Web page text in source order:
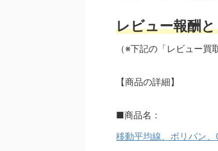
レビュー報酬
（※下記の「レビュー買
【商品の詳細】
■商品名：
移動平均線、ボリバン